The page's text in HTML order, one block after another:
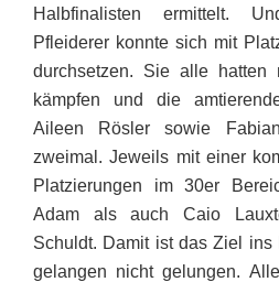
Halbfinalisten ermittelt.
Pfleiderer konnte sich mit
durchsetzen. Sie alle hatten
kämpfen und die
Aileen Rösler sowie
zweimal. Jeweils mit einer
Platzierungen im 30er
Adam als auch Caio
Schuldt. Damit ist das Ziel ins
gelangen nicht gelungen.